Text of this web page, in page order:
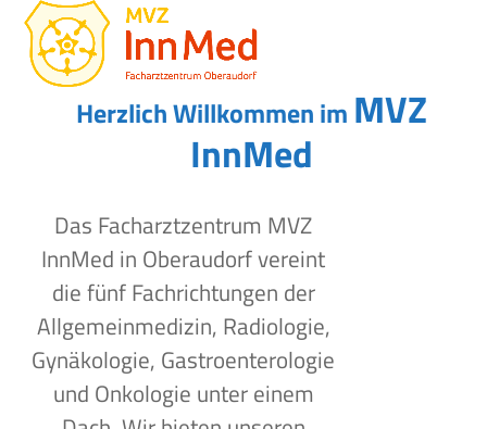
Skip
content
Open
mobile
menu
Close
mobile
menu
Herzlich Willkommen im MVZ
InnMed
Das Facharztzentrum MVZ
InnMed in Oberaudorf vereint
die fünf Fachrichtungen der
Allgemeinmedizin, Radiologie,
Gynäkologie, Gastroenterologie
und Onkologie unter einem